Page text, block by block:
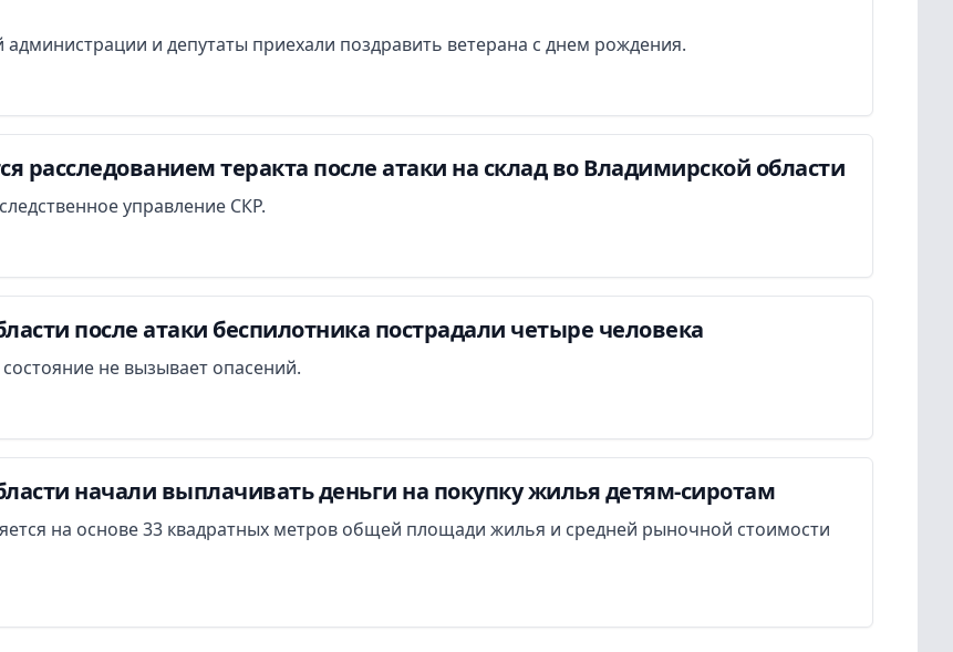
администрации и депутаты приехали поздравить ветерана с днем рождения.
расследованием теракта после атаки на склад во Владимирской области
управление СКР.
после атаки беспилотника пострадали четыре человека
не вызывает опасений.
начали выплачивать деньги на покупку жилья детям-сиротам
на основе 33 квадратных метров общей площади жилья и средней рыночной стоимости